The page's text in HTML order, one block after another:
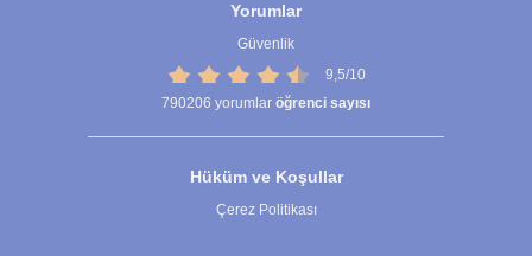
Yorumlar
Güvenlik
9,5/10
790206 yorumlar öğrenci sayısı
Hüküm ve Koşullar
Çerez Politikası